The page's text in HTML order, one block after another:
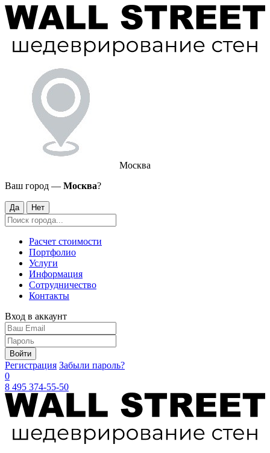
Москва
Ваш город — Москва?
Да Нет
Расчет стоимости
Портфолио
Услуги
Информация
Сотрудничество
Контакты
Вход в аккаунт
Войти
Регистрация Забыли пароль?
0
8 495 374-55-50